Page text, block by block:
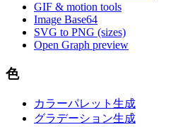
GIF & motion tools
Image Base64
SVG to PNG (sizes)
Open Graph preview
色
カラーパレット生成
グラデーション生成